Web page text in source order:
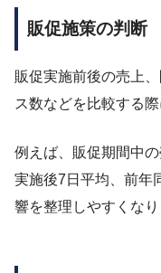
販促施策の判断
販促実施前後の売上
ス数などを比較する
例えば、販促期間中
実施後7日平均、前年
響を整理しやすくなり